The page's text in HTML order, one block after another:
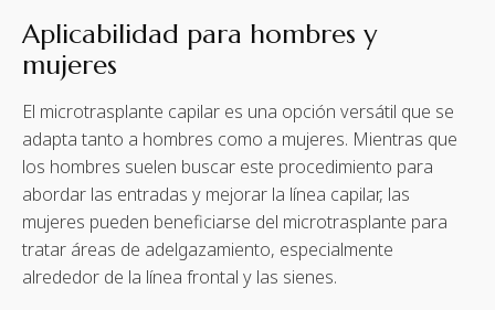
Aplicabilidad para hombres y
mujeres
El microtrasplante capilar es una opción versátil que se
adapta tanto a hombres como a mujeres. Mientras que
los hombres suelen buscar este procedimiento para
abordar las entradas y mejorar la línea capilar, las
mujeres pueden beneficiarse del microtrasplante para
tratar áreas de adelgazamiento, especialmente
alrededor de la línea frontal y las sienes.